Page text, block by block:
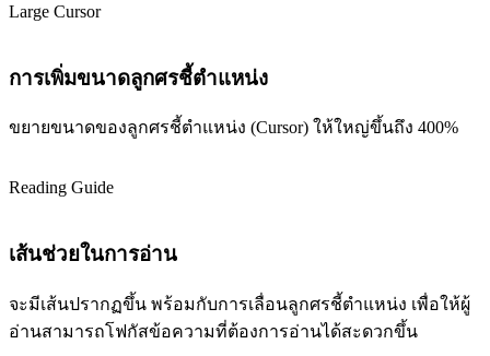
Large Cursor
การเพิ่มขนาดลูกศรชี้ตำแหน่ง
ขยายขนาดของลูกศรชี้ตำแหน่ง (Cursor) ให้ใหญ่ขึ้นถึง 400%
Reading Guide
เส้นช่วยในการอ่าน
จะมีเส้นปรากฏขึ้น พร้อมกับการเลื่อนลูกศรชี้ตำแหน่ง เพื่อให้ผู้
อ่านสามารถโฟกัสข้อความที่ต้องการอ่านได้สะดวกขึ้น